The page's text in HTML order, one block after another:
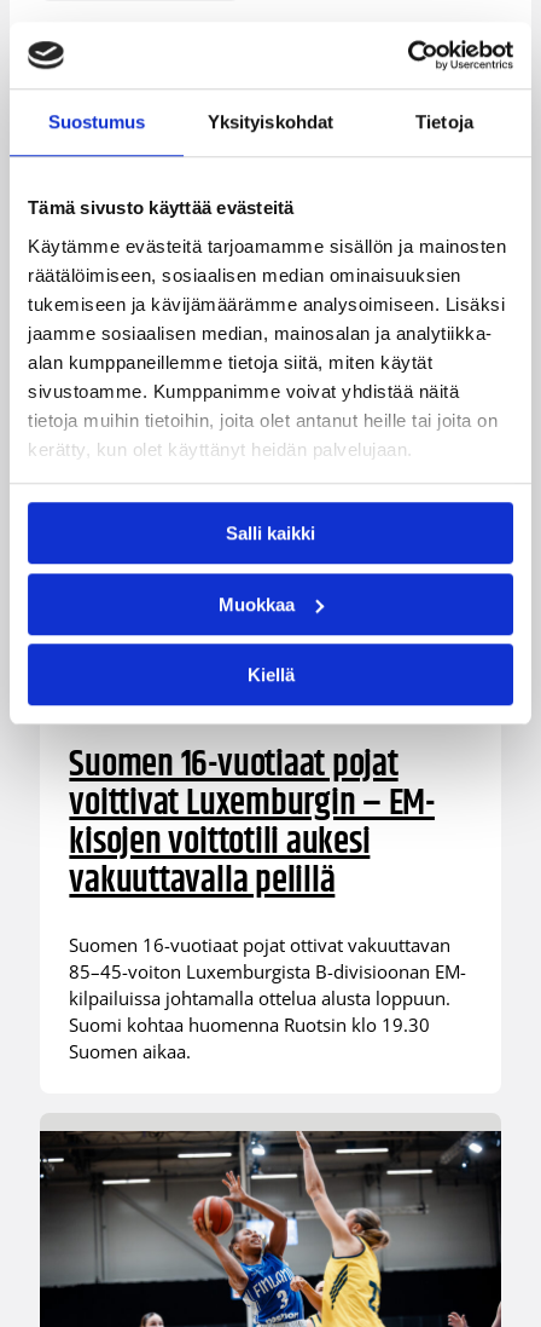
Suostumus Yksityiskohdat Tietoja
Tämä sivusto käyttää evästeitä
Käytämme evästeitä tarjoamamme sisällön ja mainosten
räätälöimiseen, sosiaalisen median ominaisuuksien
tukemiseen ja kävijämäärämme analysoimiseen. Lisäksi
jaamme sosiaalisen median, mainosalan ja analytiikka-
alan kumppaneillemme tietoja siitä, miten käytät
sivustoamme. Kumppanimme voivat yhdistää näitä
tietoja muihin tietoihin, joita olet antanut heille tai joita on
kerätty, kun olet käyttänyt heidän palvelujaan.
Salli kaikki
Muokkaa
Kiellä
Kategoriat
Maajoukkue MU18 Pääjuttu
Katso myös
EM-kilpailut 08.08.2026 00:37
Suomen 16-vuotiaat pojat
voittivat Luxemburgin – EM-
kisojen voittotili aukesi
vakuuttavalla pelillä
Suomen 16-vuotiaat pojat ottivat vakuuttavan
85–45-voiton Luxemburgista B-divisioonan EM-
kilpailuissa johtamalla ottelua alusta loppuun.
Suomi kohtaa huomenna Ruotsin klo 19.30
Suomen aikaa.